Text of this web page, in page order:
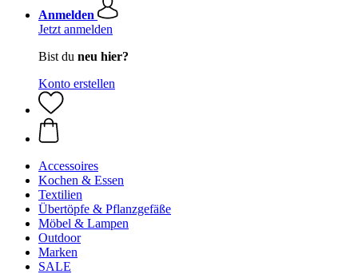
Anmelden
Jetzt anmelden
Bist du neu hier?
Konto erstellen
Accessoires
Kochen & Essen
Textilien
Übertöpfe & Pflanzgefäße
Möbel & Lampen
Outdoor
Marken
SALE